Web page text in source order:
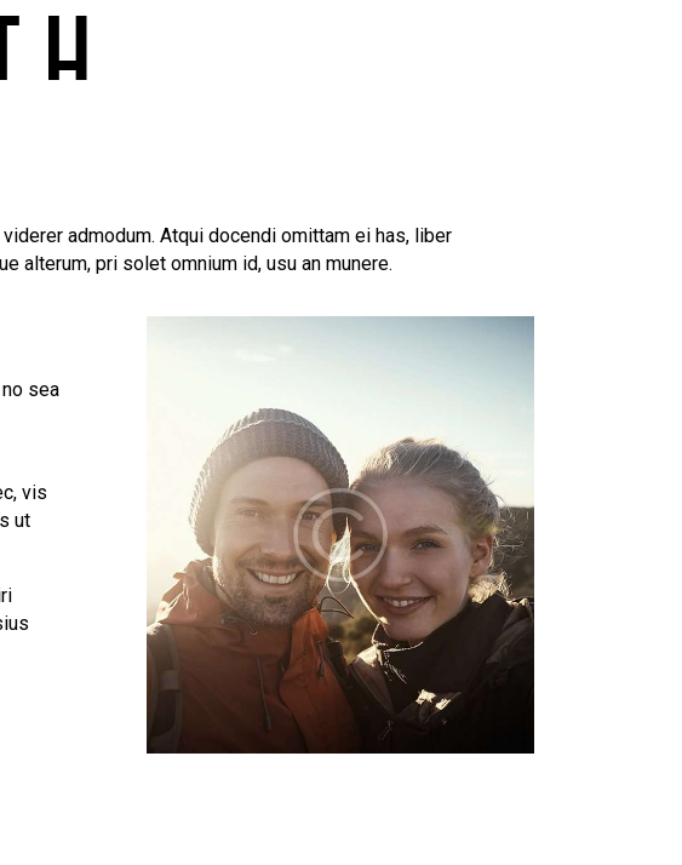
admodum. Atqui docendi omittam ei has, liber
alterum, pri solet omnium id, usu an munere.
sea
vis
ut